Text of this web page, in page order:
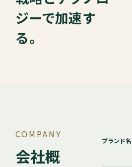
ジーで加速す
る。
COMPANY
会社概
ブランド名